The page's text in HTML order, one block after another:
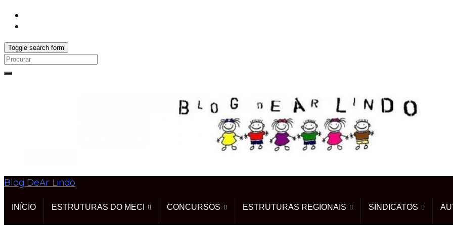
Toggle search form
Search
Blog DeAr Lindo
INÍCIO ESTRUTURAS DO MECI CONCURSOS ESTRUTURAS REGIONAIS SINDICATOS